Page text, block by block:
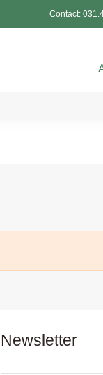
Contact:
Newsletter